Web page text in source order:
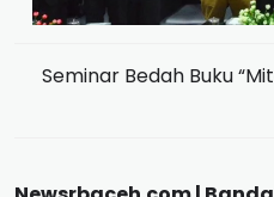
Seminar Bedah Buku